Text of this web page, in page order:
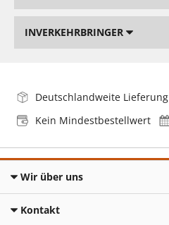
INVERKEHRBRINGER
Deutschlandweite Lieferung
Kein Mindestbestellwert
Wir über uns
Kontakt